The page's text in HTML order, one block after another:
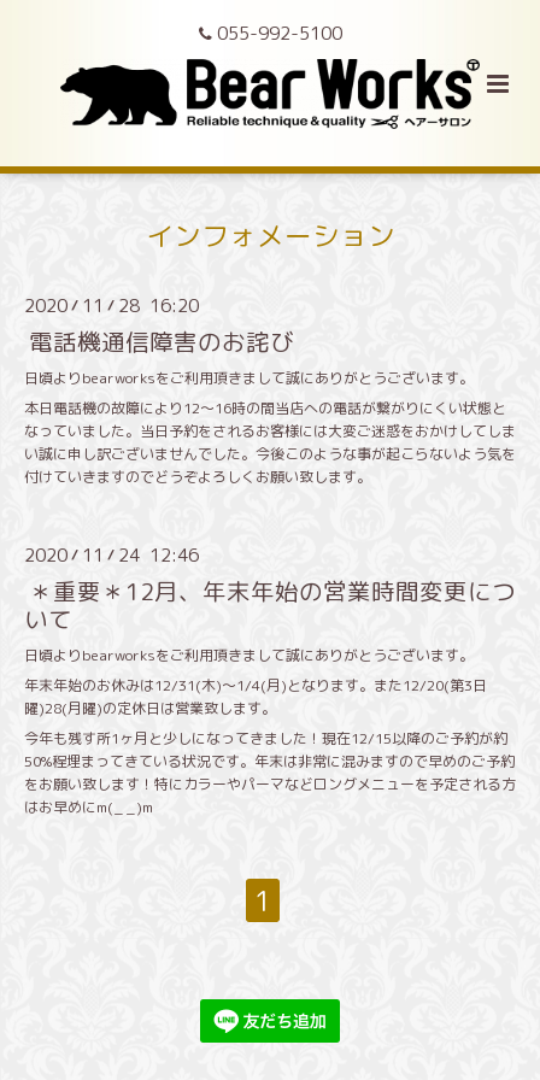
055-992-5100
インフォメーション
2020/ 11 / 28 16:20
電話機通信障害のお詫び
日頃よりbearworksをご利用頂きまして誠にありがとうございます。
本日電話機の故障により12〜16時の間当店への電話が繋がりにくい状態と
なっていました。当日予約をされるお客様には大変ご迷惑をおかけしてしま
い誠に申し訳ございませんでした。今後このような事が起こらないよう気を
付けていきますのでどうぞよろしくお願い致します。
2020/ 11 / 24 12:46
＊重要＊12月、年末年始の営業時間変更につ
いて
日頃よりbearworksをご利用頂きまして誠にありがとうございます。
年末年始のお休みは12/31(木)〜1/4(月)となります。また12/20(第3日
曜)28(月曜)の定休日は営業致します。
今年も残す所1ヶ月と少しになってきました！現在12/15以降のご予約が約
50%程埋まってきている状況です。年末は非常に混みますので早めのご予約
をお願い致します！特にカラーやパーマなどロングメニューを予定される方
はお早めにm(_ _)m
1